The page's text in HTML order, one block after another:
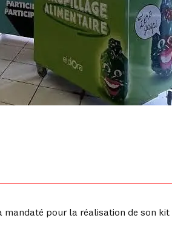
pour la réalisation de son kit